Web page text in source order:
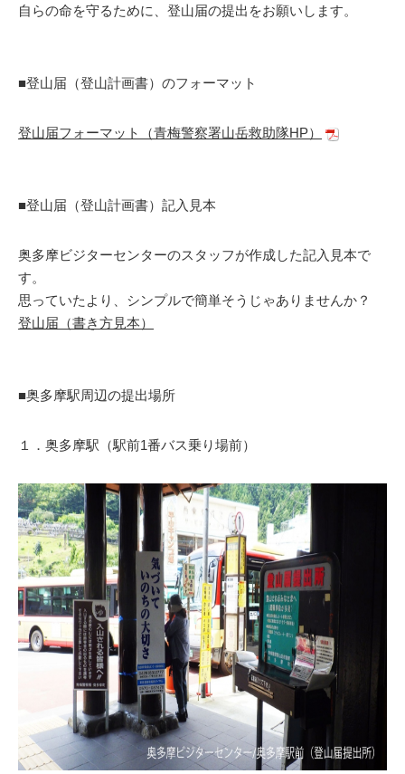
自らの命を守るために、登山届の提出をお願いします。
■登山届（登山計画書）のフォーマット
登山届フォーマット（青梅警察署山岳救助隊HP）
■登山届（登山計画書）記入見本
奥多摩ビジターセンターのスタッフが作成した記入見本で
す。
思っていたより、シンプルで簡単そうじゃありませんか？
登山届（書き方見本）
■奥多摩駅周辺の提出場所
１．奥多摩駅（駅前1番バス乗り場前）